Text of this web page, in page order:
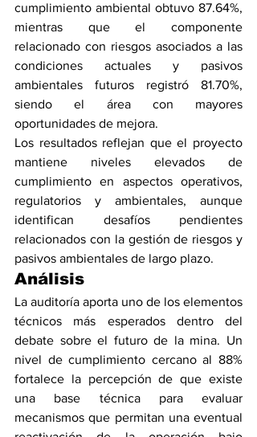
cumplimiento ambiental obtuvo 87.64%,
mientras que el componente
relacionado con riesgos asociados a las
condiciones actuales y pasivos
ambientales futuros registró 81.70%,
siendo el área con mayores
oportunidades de mejora.
Los resultados reflejan que el proyecto
mantiene niveles elevados de
cumplimiento en aspectos operativos,
regulatorios y ambientales, aunque
identifican desafíos pendientes
relacionados con la gestión de riesgos y
pasivos ambientales de largo plazo.
Análisis
La auditoría aporta uno de los elementos
técnicos más esperados dentro del
debate sobre el futuro de la mina. Un
nivel de cumplimiento cercano al 88%
fortalece la percepción de que existe
una base técnica para evaluar
mecanismos que permitan una eventual